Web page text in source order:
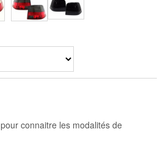
connaitre les modalités de